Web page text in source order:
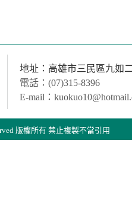
地址：高雄市三民區九如
電話：(07)315-8396
E-mail：
版權所有 禁止複製不當引用